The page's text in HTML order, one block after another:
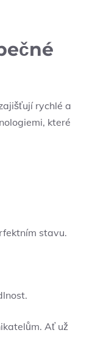
rychlé a
které
stavu.
Ať už